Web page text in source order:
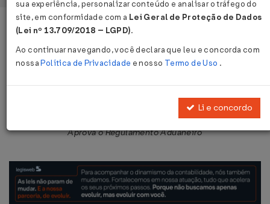
Página Inicial Legislações
Decreto Nº 91030 DE 05/03/1985
Publicado no DOU em 11 mar 1985
Aprova o Regulamento Aduaneiro
sua experiência, personalizar conteúdo e analisar o tráfego do
site, em conformidade com a Lei Geral de Proteção de Dados
(Lei nº 13.709/2018 – LGPD).
Ao continuar navegando, você declara que leu e concorda com
nossaPolítica de Privacidade e nosso Termo de Uso .
Li e concordo